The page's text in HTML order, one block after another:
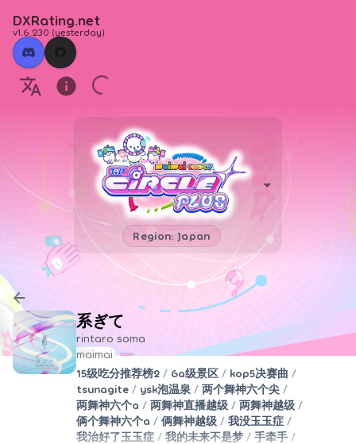
DXRating.net
v1.6.230 (yesterday)
Region: Japan
系ぎて
rintaro soma
maimai
15级吃分推荐榜2 / 6a级景区 / kop5决赛曲 /
tsunagite / ysk泡温泉 / 两个舞神六个尖 /
两舞神六个a / 两舞神直播越级 / 两舞神越级 /
俩个舞神六个a / 俩舞神越级 / 我没玉玉症 /
我治好了玉玉症 / 我的未来不是梦 / 手牵手 /